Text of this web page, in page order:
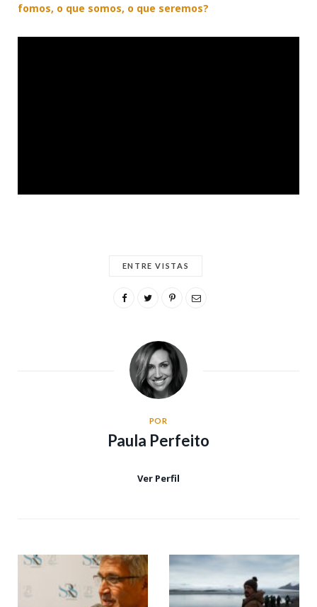
fomos, o que somos, o que seremos?
ENTRE VISTAS
POR
Paula Perfeito
Ver Perfil